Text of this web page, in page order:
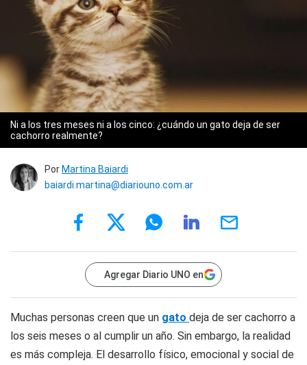
Ni a los tres meses ni a los cinco: ¿cuándo un gato deja de ser
cachorro realmente?
Por Martina Baiardi
baiardi.martina@diariouno.com.ar
Agregar Diario UNO en
Muchas personas creen que un gato deja de ser cachorro a
los seis meses o al cumplir un año. Sin embargo, la realidad
es más compleja. El desarrollo físico, emocional y social de